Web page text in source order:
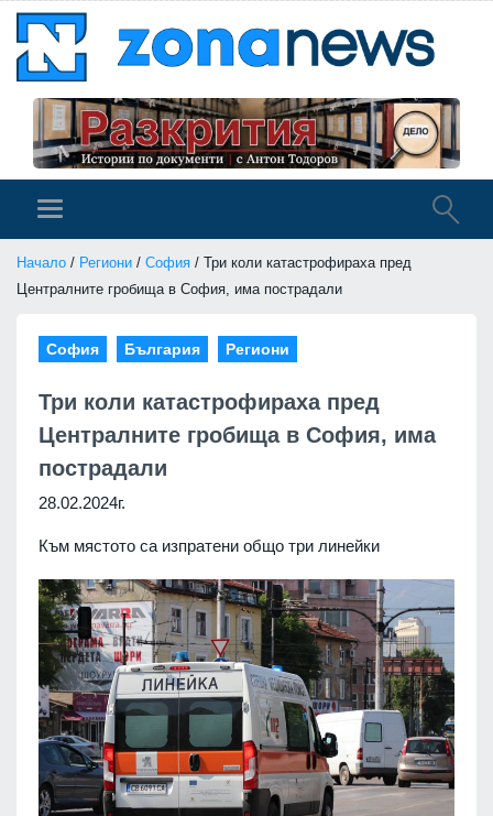
Начало / Региони / София / Три коли катастрофираха пред
Централните гробища в София, има пострадали
София България Региони
Три коли катастрофираха пред
Централните гробища в София, има
пострадали
28.02.2024г.
Към мястото са изпратени общо три линейки